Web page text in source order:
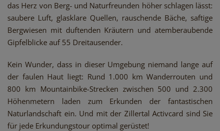
das Herz von Berg- und Naturfreunden höher schlagen lässt:
saubere Luft, glasklare Quellen, rauschende Bäche, saftige
Bergwiesen mit duftenden Kräutern und atemberaubende
Gipfelblicke auf 55 Dreitausender.
Kein Wunder, dass in dieser Umgebung niemand lange auf
der faulen Haut liegt: Rund 1.000 km Wanderrouten und
800 km Mountainbike-Strecken zwischen 500 und 2.300
Höhenmetern laden zum Erkunden der fantastischen
Naturlandschaft ein. Und mit der Zillertal Activcard sind Sie
für jede Erkundungstour optimal gerüstet!